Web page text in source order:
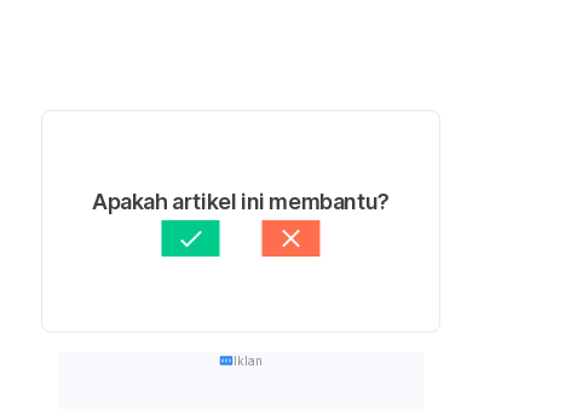
Apakah artikel ini membantu?
Iklan